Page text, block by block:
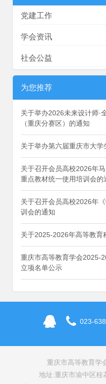
党建工作
学会资讯
社会公益
为您推荐
关于举办2026未来设计师·
（重庆分赛区）的通知
关于举办第六届重庆市大
关于召开会员高校2026年
重点教材统一使用培训会的
关于召开会员高校2026年
训会的通知
关于2025-2026年高等教育
重庆市高等教育学会2025-
立项名单公示
023-
重庆市高等教育学
地址:重庆市渝中区